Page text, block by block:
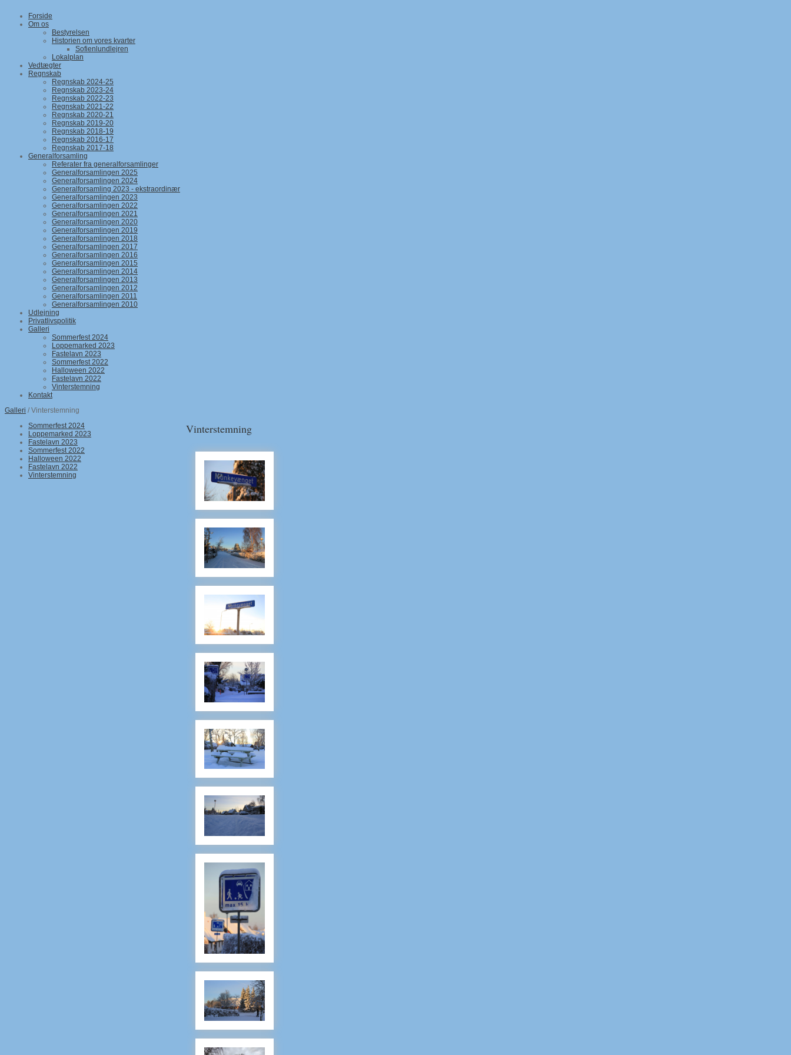
Forside
Om os
Bestyrelsen
Historien om vores kvarter
Sofienlundlejren
Lokalplan
Vedtægter
Regnskab
Regnskab 2024-25
Regnskab 2023-24
Regnskab 2022-23
Regnskab 2021-22
Regnskab 2020-21
Regnskab 2019-20
Regnskab 2018-19
Regnskab 2016-17
Regnskab 2017-18
Generalforsamling
Referater fra generalforsamlinger
Generalforsamlingen 2025
Generalforsamlingen 2024
Generalforsamling 2023 - ekstraordinær
Generalforsamlingen 2023
Generalforsamlingen 2022
Generalforsamlingen 2021
Generalforsamlingen 2020
Generalforsamlingen 2019
Generalforsamlingen 2018
Generalforsamlingen 2017
Generalforsamlingen 2016
Generalforsamlingen 2015
Generalforsamlingen 2014
Generalforsamlingen 2013
Generalforsamlingen 2012
Generalforsamlingen 2011
Generalforsamlingen 2010
Udlejning
Privatlivspolitik
Galleri
Sommerfest 2024
Loppemarked 2023
Fastelavn 2023
Sommerfest 2022
Halloween 2022
Fastelavn 2022
Vinterstemning
Kontakt
Galleri / Vinterstemning
Sommerfest 2024
Loppemarked 2023
Fastelavn 2023
Sommerfest 2022
Halloween 2022
Fastelavn 2022
Vinterstemning
Vinterstemning